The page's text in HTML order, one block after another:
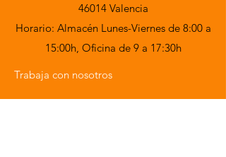
46014 Valencia
Horario: Almacén Lunes-Viernes de 8:00 a
15:00h, Oficina de 9 a 17:30h
Trabaja con nosotros